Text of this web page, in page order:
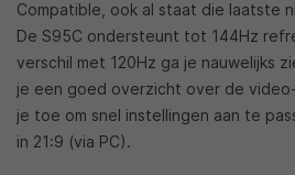
Compatible, ook al staat die laatste
De S95C ondersteunt tot 144Hz
verschil met 120Hz ga je nauwelijks
je een goed overzicht over de
je toe om snel instellingen aan te
in 21:9 (via PC).